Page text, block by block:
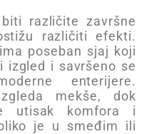
različite završne
različiti efekti.
poseban sjaj koji
izgled i savršeno se
enterijere.
mekše, dok
utisak komfora i
je u smeđim ili